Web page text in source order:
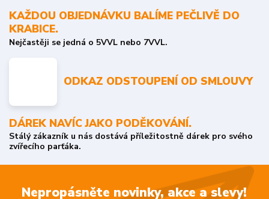
KAŽDOU OBJEDNÁVKU BALÍME PEČLIVĚ DO
KRABICE.
Nejčastěji se jedná o 5VVL nebo 7VVL.
ODKAZ ODSTOUPENÍ OD SMLOUVY
DÁREK NAVÍC JAKO PODĚKOVÁNÍ.
Stálý zákazník u nás dostává příležitostně dárek pro svého
zvířecího parťáka.
Nepropásněte novinky, akce a slevy!